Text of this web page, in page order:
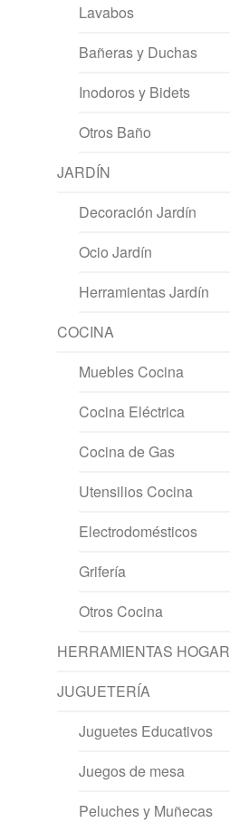
Lavabos
Bañeras y Duchas
Inodoros y Bidets
Otros Baño
JARDÍN
Decoración Jardín
Ocio Jardín
Herramientas Jardín
COCINA
Muebles Cocina
Cocina Eléctrica
Cocina de Gas
Utensilios Cocina
Electrodomésticos
Grifería
Otros Cocina
HERRAMIENTAS HOGAR
JUGUETERÍA
Juguetes Educativos
Juegos de mesa
Peluches y Muñecas